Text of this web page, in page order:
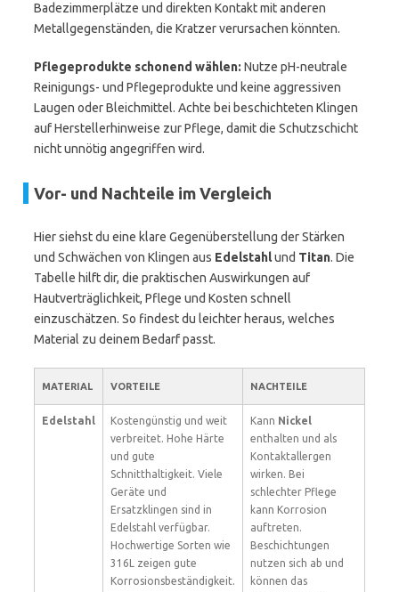
Badezimmerplätze und direkten Kontakt mit anderen
Metallgegenständen, die Kratzer verursachen könnten.
Pflegeprodukte schonend wählen: Nutze pH-neutrale
Reinigungs- und Pflegeprodukte und keine aggressiven
Laugen oder Bleichmittel. Achte bei beschichteten Klingen
auf Herstellerhinweise zur Pflege, damit die Schutzschicht
nicht unnötig angegriffen wird.
Vor- und Nachteile im Vergleich
Hier siehst du eine klare Gegenüberstellung der Stärken
und Schwächen von Klingen aus Edelstahlund Titan. Die
Tabelle hilft dir, die praktischen Auswirkungen auf
Hautverträglichkeit, Pflege und Kosten schnell
einzuschätzen. So findest du leichter heraus, welches
Material zu deinem Bedarf passt.
MATERIAL VORTEILE NACHTEILE
Edelstahl
Kostengünstig und weit
verbreitet. Hohe Härte
und gute
Schnitthaltigkeit. Viele
Geräte und
Ersatzklingen sind in
Edelstahl verfügbar.
Hochwertige Sorten wie
316L zeigen gute
Korrosionsbeständigkeit.
Kann Nickel
enthalten und als
Kontaktallergen
wirken. Bei
schlechter Pflege
kann Korrosion
auftreten.
Beschichtungen
nutzen sich ab und
können das